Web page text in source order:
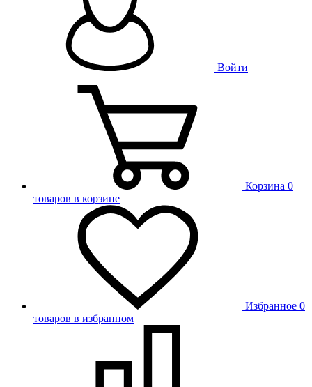
Войти
Корзина 0
товаров в корзине
Избранное 0
товаров в избранном